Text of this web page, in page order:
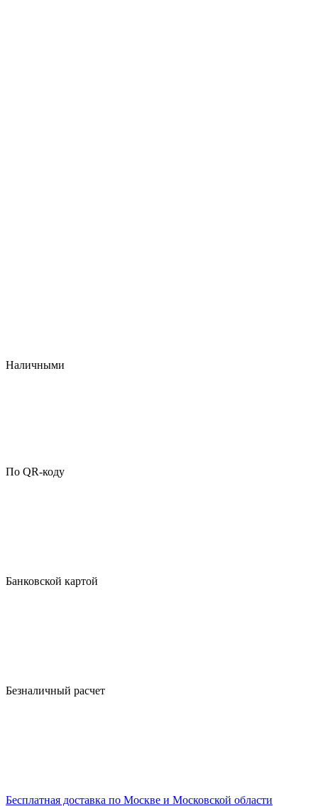
Наличными
По QR-коду
Банковской картой
Безналичный расчет
Бесплатная доставка по Москве и Московской области